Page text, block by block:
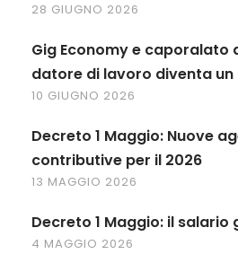
28 GIUGNO 2026
Gig Economy e caporalato
datore di lavoro diventa
10 GIUGNO 2026
Decreto 1 Maggio: Nuove
contributive per il 2026
13 MAGGIO 2026
Decreto 1 Maggio: il salario
4 MAGGIO 2026